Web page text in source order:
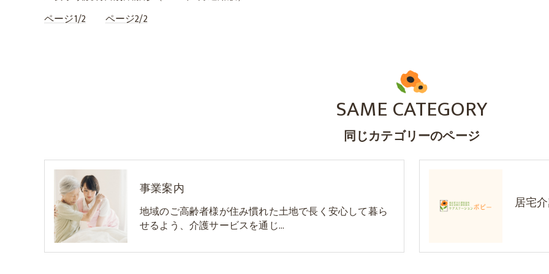
ページ1/2
ページ2/2
同じカテゴリーのページ
SAME CATEGORY
事業案内
地域のご高齢者様が住み慣れた土地で長く安心して暮ら
せるよう、介護サービスを通じ…
居宅